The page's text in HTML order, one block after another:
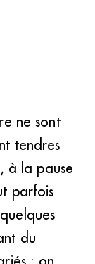
ne sont
tendres
à la pause
parfois
du